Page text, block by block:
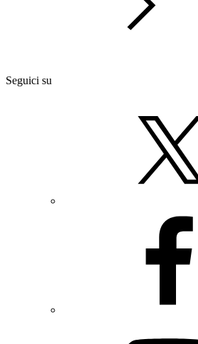
Seguici su